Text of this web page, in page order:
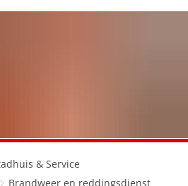
de
& Service
Brandweer en reddingsdienst